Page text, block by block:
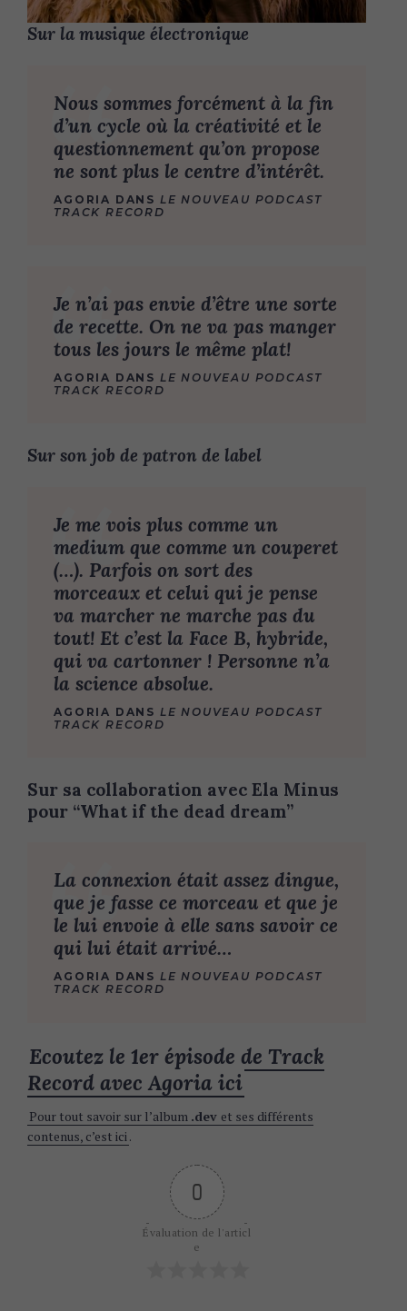
Sur la musique électronique
Nous sommes forcément à la fin
d’un cycle où la créativité et le
questionnement qu’on propose
ne sont plus le centre d’intérêt.
AGORIA DANS LE NOUVEAU PODCAST
TRACK RECORD
Je n’ai pas envie d’être une sorte
de recette. On ne va pas manger
tous les jours le même plat!
AGORIA DANS LE NOUVEAU PODCAST
TRACK RECORD
Sur son job de patron de label
Je me vois plus comme un
medium que comme un couperet
(…). Parfois on sort des
morceaux et celui qui je pense
va marcher ne marche pas du
tout! Et c’est la Face B, hybride,
qui va cartonner ! Personne n’a
la science absolue.
AGORIA DANS LE NOUVEAU PODCAST
TRACK RECORD
Sur sa collaboration avec Ela Minus
pour “What if the dead dream”
La connexion était assez dingue,
que je fasse ce morceau et que je
le lui envoie à elle sans savoir ce
qui lui était arrivé…
AGORIA DANS LE NOUVEAU PODCAST
TRACK RECORD
Ecoutez le 1er épisode de Track
Record avec Agoria ici
Pour tout savoir sur l’album .dev et ses différents
contenus, c’est ici.
0
Évaluation de l'articl
e
S